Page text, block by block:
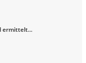
ermittelt...